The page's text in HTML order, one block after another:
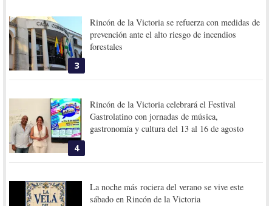
3
Rincón de la Victoria se refuerza con medidas de
prevención ante el alto riesgo de incendios
forestales
4
Rincón de la Victoria celebrará el Festival
Gastrolatino con jornadas de música,
gastronomía y cultura del 13 al 16 de agosto
La noche más rociera del verano se vive este
sábado en Rincón de la Victoria